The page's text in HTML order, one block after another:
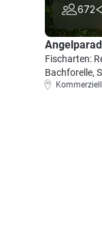
672
Fischarten:
Bachforelle,